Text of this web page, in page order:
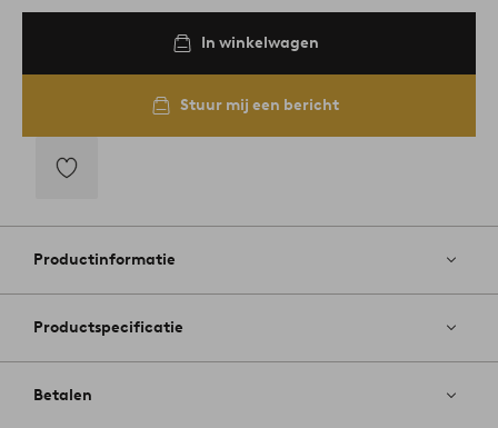
In winkelwagen
Stuur mij een bericht
aan
favorieten
Productinformatie
Productspecificatie
Betalen